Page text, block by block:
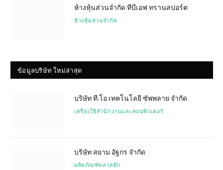
ห้างหุ้นส่วนจำกัด ทีบีเอฟ ทรานสปอร์ต
ห้างหุ้นส่วนจำกัด
ข้อมูลบริษัท ใหม่ล่าสุด
บริษัท ที.โอ เทคโนโลยี ซัพพลาย จำกัด
เครื่องใช้สำนักงานและคอมพิวเตอร์
บริษัท สยาม อัฐกร จำกัด
ผลิตภัณฑ์พลาสติก